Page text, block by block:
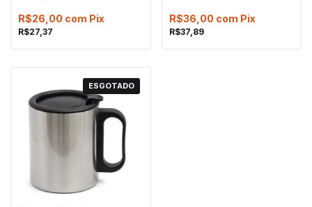
R$27,37
R$26,00 com Pix
R$37,89
R$36,00 com Pix
ESGOTADO